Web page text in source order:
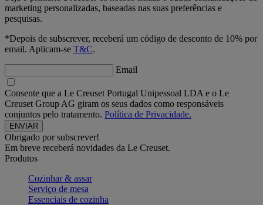
marketing personalizadas, baseadas nas suas preferências e
pesquisas.
*Depois de subscrever, receberá um código de desconto de 10% por
email. Aplicam-se T&C.
Email
Consente que a Le Creuset Portugal Unipessoal LDA e o Le
Creuset Group AG giram os seus dados como responsáveis
conjuntos pelo tratamento. Política de Privacidade.
Obrigado por subscrever!
Em breve receberá novidades da Le Creuset.
Produtos
Cozinhar & assar
Serviço de mesa
Essenciais de cozinha